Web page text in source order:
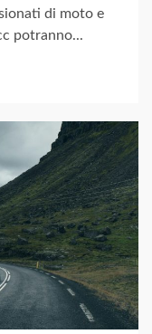
di moto e
potranno...